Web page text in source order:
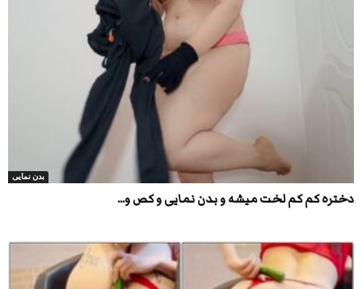
بدن نمایی
دختره کم کم لخت میشه و بدن نمایی و کص و...